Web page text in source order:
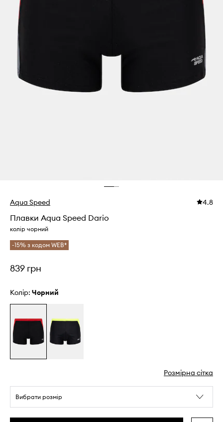
Aqua Speed 4.8
Плавки Aqua Speed Dario
колір чорний
-15% з кодом WEB*
839 грн
Колір: чорний
Розмірна сітка
Вибрати розмір